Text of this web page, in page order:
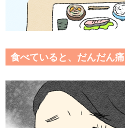
食べていると、だんだん